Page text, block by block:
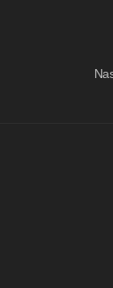
z produktów